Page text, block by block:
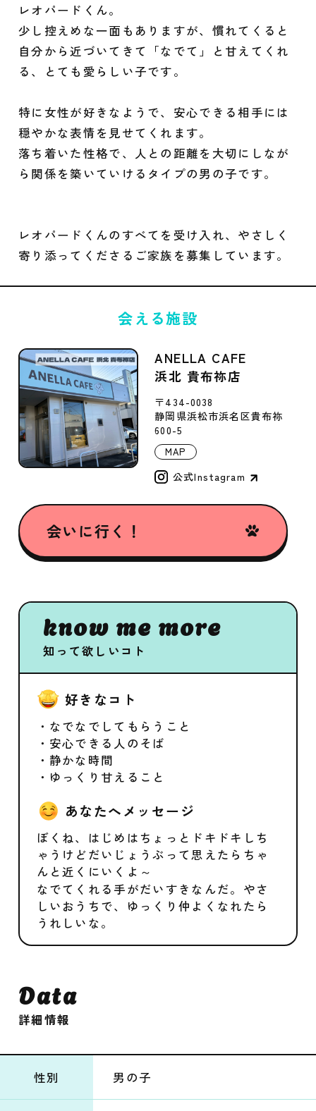
レオパードくん。
少し控えめな一面もありますが、慣れてくると
自分から近づいてきて「なでて」と甘えてくれ
る、とても愛らしい子です。
特に女性が好きなようで、安心できる相手には
穏やかな表情を見せてくれます。
落ち着いた性格で、人との距離を大切にしなが
ら関係を築いていけるタイプの男の子です。
レオパードくんのすべてを受け入れ、やさしく
寄り添ってくださるご家族を募集しています。
会える施設
ANELLA CAFE
浜北 貴布祢店
〒434-0038
静岡県浜松市浜名区貴布祢
600-5
MAP
公式Instagram
会いに行く！
know me more
知って欲しいコト
好きなコト
・なでなでしてもらうこと
・安心できる人のそば
・静かな時間
・ゆっくり甘えること
あなたへメッセージ
ぼくね、はじめはちょっとドキドキしち
ゃうけどだいじょうぶって思えたらちゃ
んと近くにいくよ～
なでてくれる手がだいすきなんだ。やさ
しいおうちで、ゆっくり仲よくなれたら
うれしいな。
Data
詳細情報
性別 男の子